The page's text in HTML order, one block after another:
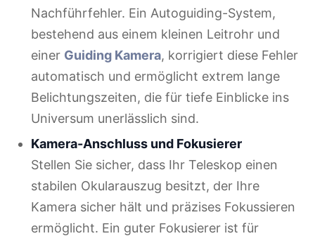
Nachführfehler. Ein Autoguiding-System,
bestehend aus einem kleinen Leitrohr und
einer Guiding Kamera, korrigiert diese Fehler
automatisch und ermöglicht extrem lange
Belichtungszeiten, die für tiefe Einblicke ins
Universum unerlässlich sind.
Kamera-Anschluss und Fokusierer
Stellen Sie sicher, dass Ihr Teleskop einen
stabilen Okularauszug besitzt, der Ihre
Kamera sicher hält und präzises Fokussieren
ermöglicht. Ein guter Fokusierer ist für